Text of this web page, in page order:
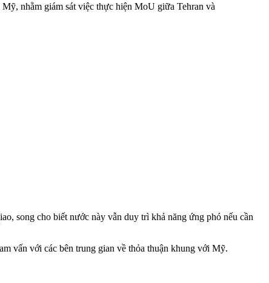
nhằm giám sát việc thực hiện MoU giữa Tehran và
song cho biết nước này vẫn duy trì khả năng ứng phó nếu cần
vấn với các bên trung gian về thỏa thuận khung với Mỹ.